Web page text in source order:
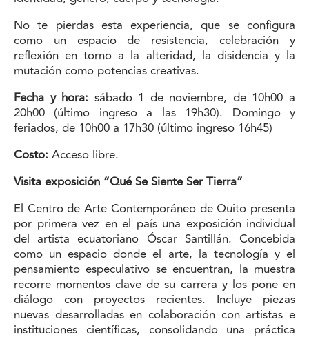
No te pierdas esta experiencia, que se configura
como un espacio de resistencia, celebración y
reflexión en torno a la alteridad, la disidencia y la
mutación como potencias creativas.
Fecha y hora: sábado 1 de noviembre, de 10h00 a
20h00 (último ingreso a las 19h30). Domingo y
feriados, de 10h00 a 17h30 (último ingreso 16h45)
Costo: Acceso libre.
Visita exposición “Qué Se Siente Ser Tierra”
El Centro de Arte Contemporáneo de Quito presenta
por primera vez en el país una exposición individual
del artista ecuatoriano Óscar Santillán. Concebida
como un espacio donde el arte, la tecnología y el
pensamiento especulativo se encuentran, la muestra
recorre momentos clave de su carrera y los pone en
diálogo con proyectos recientes. Incluye piezas
nuevas desarrolladas en colaboración con artistas e
instituciones científicas, consolidando una práctica